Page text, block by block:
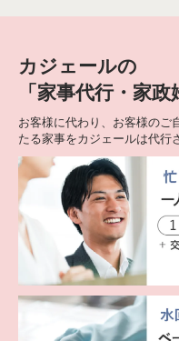
カジェールの
「家事代行・家
お客様に代わり、お客様のご
たる家事をカジェールは代行